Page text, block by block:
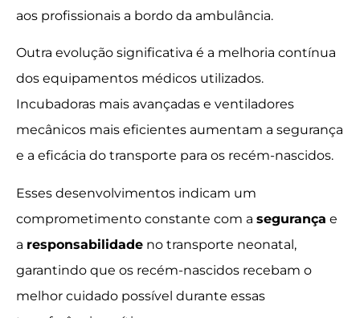
aos profissionais a bordo da ambulância.
Outra evolução significativa é a melhoria contínua
dos equipamentos médicos utilizados.
Incubadoras mais avançadas e ventiladores
mecânicos mais eficientes aumentam a segurança
e a eficácia do transporte para os recém-nascidos.
Esses desenvolvimentos indicam um
comprometimento constante com a segurança e
a responsabilidade no transporte neonatal,
garantindo que os recém-nascidos recebam o
melhor cuidado possível durante essas